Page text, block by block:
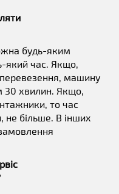
будь-яким
який час. Якщо,
машину
30 хвилин. Якщо,
то час
не більше. В інших